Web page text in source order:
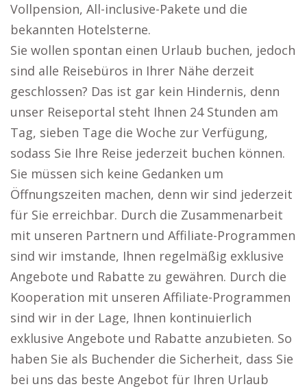
Vollpension, All-inclusive-Pakete und die
bekannten Hotelsterne.
Sie wollen spontan einen Urlaub buchen, jedoch
sind alle Reisebüros in Ihrer Nähe derzeit
geschlossen? Das ist gar kein Hindernis, denn
unser Reiseportal steht Ihnen 24 Stunden am
Tag, sieben Tage die Woche zur Verfügung,
sodass Sie Ihre Reise jederzeit buchen können.
Sie müssen sich keine Gedanken um
Öffnungszeiten machen, denn wir sind jederzeit
für Sie erreichbar. Durch die Zusammenarbeit
mit unseren Partnern und Affiliate-Programmen
sind wir imstande, Ihnen regelmäßig exklusive
Angebote und Rabatte zu gewähren. Durch die
Kooperation mit unseren Affiliate-Programmen
sind wir in der Lage, Ihnen kontinuierlich
exklusive Angebote und Rabatte anzubieten. So
haben Sie als Buchender die Sicherheit, dass Sie
bei uns das beste Angebot für Ihren Urlaub